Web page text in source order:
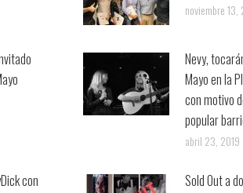
noviembre 13,
Nevy,
Mayo en la
con motivo
popular
abril 23, 2019
con
Sold Out a